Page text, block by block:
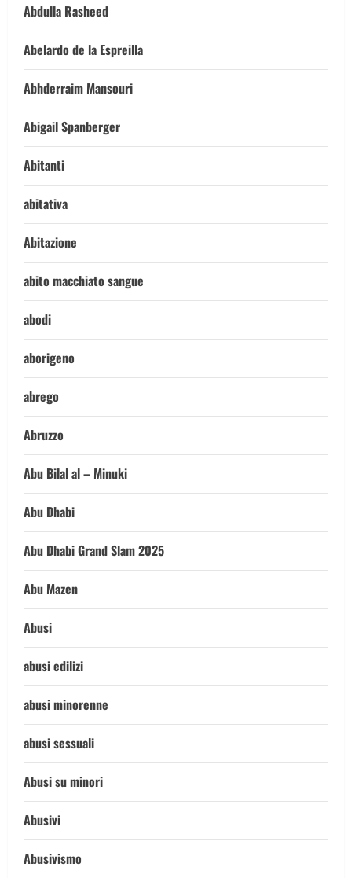
Abdulla Rasheed
Abelardo de la Espreilla
Abhderraim Mansouri
Abigail Spanberger
Abitanti
abitativa
Abitazione
abito macchiato sangue
abodi
aborigeno
abrego
Abruzzo
Abu Bilal al – Minuki
Abu Dhabi
Abu Dhabi Grand Slam 2025
Abu Mazen
Abusi
abusi edilizi
abusi minorenne
abusi sessuali
Abusi su minori
Abusivi
Abusivismo